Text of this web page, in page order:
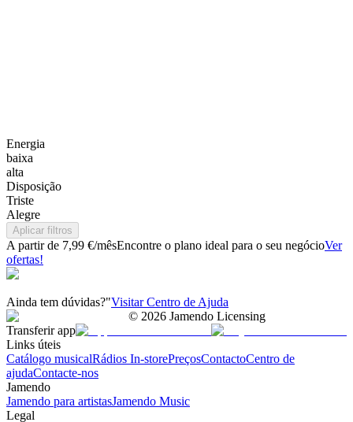
Energia
baixa
alta
Disposição
Triste
Alegre
Aplicar filtros
A partir de 7,99 €/mêsEncontre o plano ideal para o seu negócioVer
ofertas!
Ainda tem dúvidas?"Visitar Centro de Ajuda
© 2026 Jamendo Licensing
Transferir app
Links úteis
Catálogo musicalRádios In-storePreçosContactoCentro de
ajudaContacte-nos
Jamendo
Jamendo para artistasJamendo Music
Legal